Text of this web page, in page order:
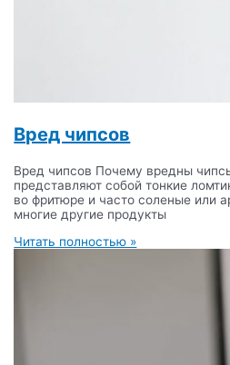
Вред чипсов
Вред чипсов Почему вредны
представляют собой тонкие
во фритюре и часто соленые или
многие другие продукты
Читать полностью »